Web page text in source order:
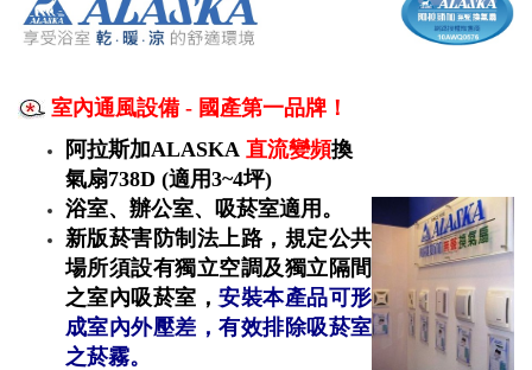
室內通風設備 - 國產第一品牌！
阿拉斯加ALASKA 直流變頻換
氣扇738D (適用3~4坪)
浴室、辦公室、吸菸室適用。
新版菸害防制法上路，規定公共
場所須設有獨立空調及獨立隔間
之室內吸菸室 ，安裝本產品可形
成室內外壓差，有效排除吸菸室
之菸霧。